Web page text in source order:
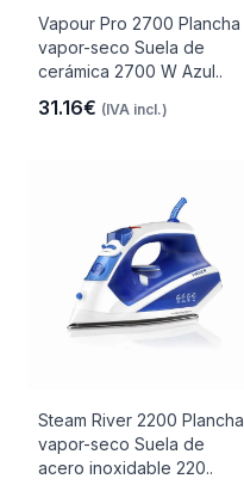
Vapour Pro 2700 Plancha
vapor-seco Suela de
cerámica 2700 W Azul..
31.16€ (IVA incl.)
Steam River 2200 Plancha
vapor-seco Suela de
acero inoxidable 220..